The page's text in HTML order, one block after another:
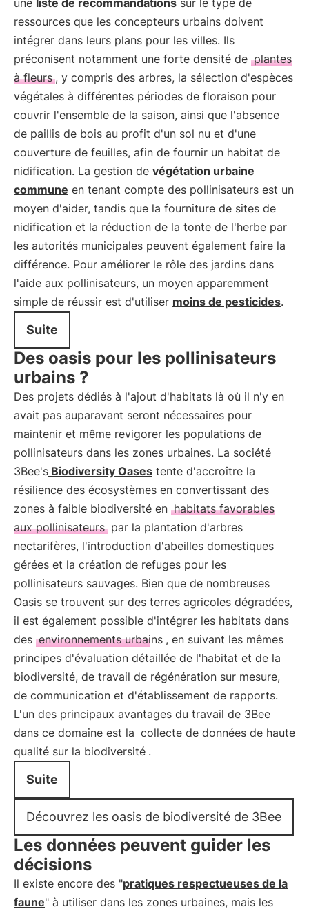
une liste de recommandations sur le type de
ressources que les concepteurs urbains doivent
intégrer dans leurs plans pour les villes. Ils
préconisent notamment une forte densité de plantes
à fleurs , y compris des arbres, la sélection d'espèces
végétales à différentes périodes de floraison pour
couvrir l'ensemble de la saison, ainsi que l'absence
de paillis de bois au profit d'un sol nu et d'une
couverture de feuilles, afin de fournir un habitat de
nidification. La gestion de végétation urbaine
commune en tenant compte des pollinisateurs est un
moyen d'aider, tandis que la fourniture de sites de
nidification et la réduction de la tonte de l'herbe par
les autorités municipales peuvent également faire la
différence. Pour améliorer le rôle des jardins dans
l'aide aux pollinisateurs, un moyen apparemment
simple de réussir est d'utiliser moins de pesticides.
Suite
Des oasis pour les pollinisateurs
urbains ?
Des projets dédiés à l'ajout d'habitats là où il n'y en
avait pas auparavant seront nécessaires pour
maintenir et même revigorer les populations de
pollinisateurs dans les zones urbaines. La société
3Bee's Biodiversity Oases tente d'accroître la
résilience des écosystèmes en convertissant des
zones à faible biodiversité en habitats favorables
aux pollinisateurs par la plantation d'arbres
nectarifères, l'introduction d'abeilles domestiques
gérées et la création de refuges pour les
pollinisateurs sauvages. Bien que de nombreuses
Oasis se trouvent sur des terres agricoles dégradées,
il est également possible d'intégrer les habitats dans
des environnements urbains , en suivant les mêmes
principes d'évaluation détaillée de l'habitat et de la
biodiversité, de travail de régénération sur mesure,
de communication et d'établissement de rapports.
L'un des principaux avantages du travail de 3Bee
dans ce domaine est la collecte de données de haute
qualité sur la biodiversité .
Suite
Découvrez les oasis de biodiversité de 3Bee
Les données peuvent guider les
décisions
Il existe encore des "pratiques respectueuses de la
faune" à utiliser dans les zones urbaines, mais les